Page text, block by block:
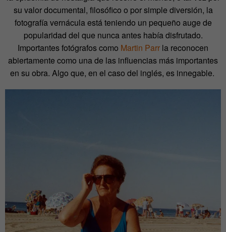
su valor documental, filosófico o por simple diversión, la
fotografía vernácula está teniendo un pequeño auge de
popularidad del que nunca antes había disfrutado.
Importantes fotógrafos como Martin Parr la reconocen
abiertamente como una de las influencias más importantes
en su obra. Algo que, en el caso del inglés, es innegable.